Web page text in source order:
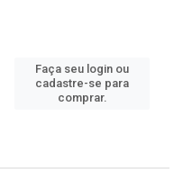
Faça seu login ou
cadastre-se para
comprar.